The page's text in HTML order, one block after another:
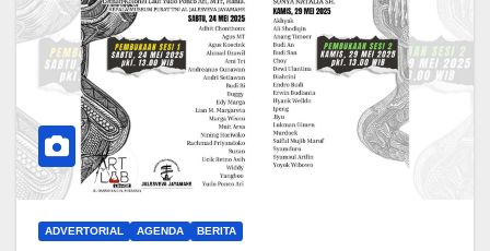
ADVERTORIAL AGENDA BERITA